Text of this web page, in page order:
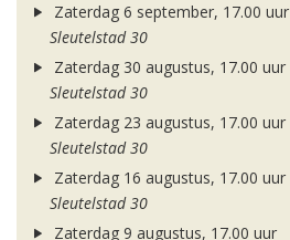
Zaterdag 6 september, 17.00 uur
Sleutelstad 30
Zaterdag 30 augustus, 17.00 uur
Sleutelstad 30
Zaterdag 23 augustus, 17.00 uur
Sleutelstad 30
Zaterdag 16 augustus, 17.00 uur
Sleutelstad 30
Zaterdag 9 augustus, 17.00 uur